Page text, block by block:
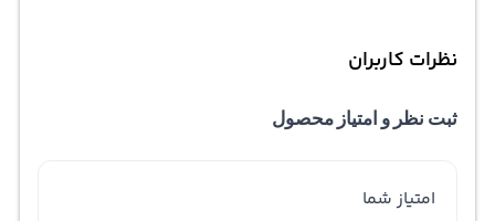
نظرات کاربران
ثبت نظر و امتیاز محصول
امتیاز شما